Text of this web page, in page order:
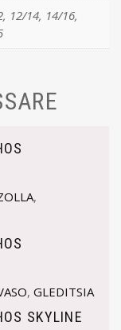
12/14, 14/16,
,
,GLEDITSIA
SKYLINE